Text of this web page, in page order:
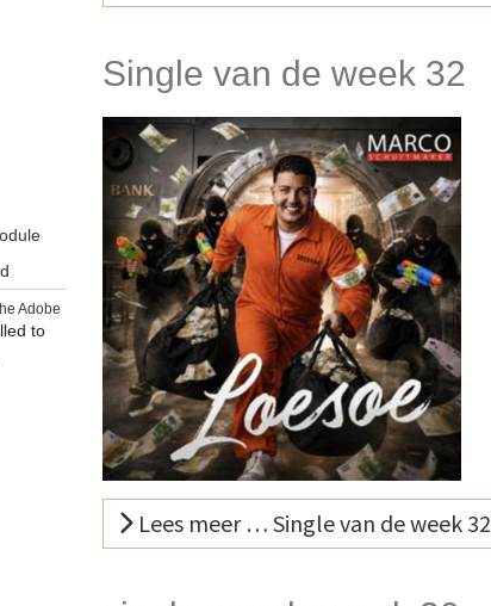
Adobe
to
Single van de week 32
Lees meer … Single van de week 32